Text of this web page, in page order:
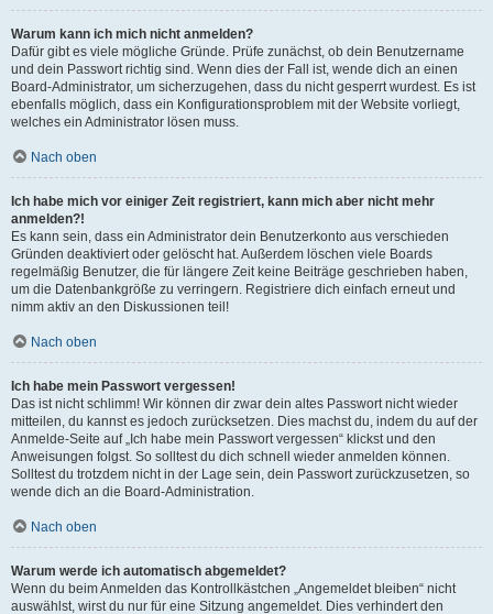
Warum kann ich mich nicht anmelden?
Dafür gibt es viele mögliche Gründe. Prüfe zunächst, ob dein Benutzername
und dein Passwort richtig sind. Wenn dies der Fall ist, wende dich an einen
Board-Administrator, um sicherzugehen, dass du nicht gesperrt wurdest. Es ist
ebenfalls möglich, dass ein Konfigurationsproblem mit der Website vorliegt,
welches ein Administrator lösen muss.
Nach oben
Ich habe mich vor einiger Zeit registriert, kann mich aber nicht mehr
anmelden?!
Es kann sein, dass ein Administrator dein Benutzerkonto aus verschieden
Gründen deaktiviert oder gelöscht hat. Außerdem löschen viele Boards
regelmäßig Benutzer, die für längere Zeit keine Beiträge geschrieben haben,
um die Datenbankgröße zu verringern. Registriere dich einfach erneut und
nimm aktiv an den Diskussionen teil!
Nach oben
Ich habe mein Passwort vergessen!
Das ist nicht schlimm! Wir können dir zwar dein altes Passwort nicht wieder
mitteilen, du kannst es jedoch zurücksetzen. Dies machst du, indem du auf der
Anmelde-Seite auf „Ich habe mein Passwort vergessen“ klickst und den
Anweisungen folgst. So solltest du dich schnell wieder anmelden können.
Solltest du trotzdem nicht in der Lage sein, dein Passwort zurückzusetzen, so
wende dich an die Board-Administration.
Nach oben
Warum werde ich automatisch abgemeldet?
Wenn du beim Anmelden das Kontrollkästchen „Angemeldet bleiben“ nicht
auswählst, wirst du nur für eine Sitzung angemeldet. Dies verhindert den